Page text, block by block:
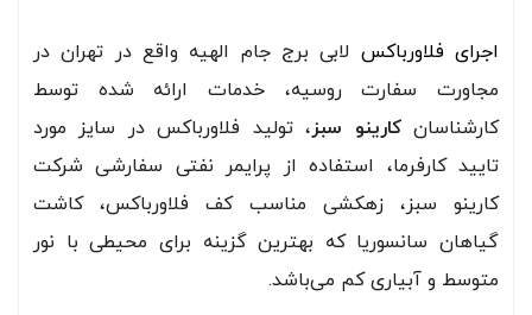
اجرای فلاورباکس لابی برج جام الهیه واقع در تهران در
مجاورت سفارت روسیه، خدمات ارائه شده توسط
کارشناسانکارینو سبز، تولید فلاورباکس در سایز مورد
تایید کارفرما، استفاده از پرایمر نفتی سفارشی شرکت
کارینو سبز، زهکشی مناسب کف فلاورباکس، کاشت
گیاهان سانسوریا که بهترین گزینه برای محیطی با نور
متوسط و آبیاری کم می‌باشد.